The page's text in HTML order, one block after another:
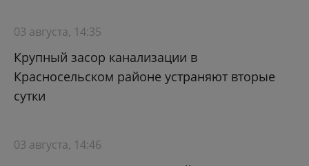
03 августа, 14:35
Крупный засор канализации в
Красносельском районе устраняют вторые
сутки
03 августа, 14:46